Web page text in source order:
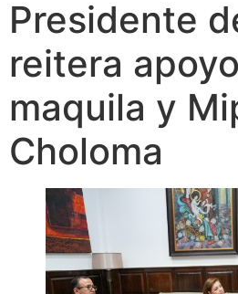
Presidente
reitera
maquila y
Choloma